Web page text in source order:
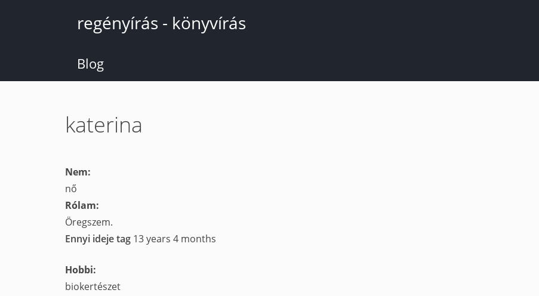
regényírás - könyvírás
Blog
katerina
Nem:
nő
Rólam:
Öregszem.
Ennyi ideje tag 13 years 4 months
Hobbi:
biokertészet